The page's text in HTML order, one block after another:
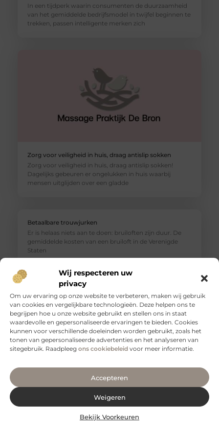
Wij respecteren uw
privacy
Om uw ervaring op onze website te verbeteren, maken wij gebruik
van cookies en vergelijkbare technologieën. Deze helpen ons te
begrijpen hoe u onze website gebruikt en stellen ons in staat
waardevolle en gepersonaliseerde ervaringen te bieden. Cookies
kunnen voor verschillende doeleinden worden gebruikt, zoals het
tonen van gepersonaliseerde advertenties en het analyseren van
sitegebruik. Raadpleeg ons cookiebeleid voor meer informatie.
Accepteren
Weigeren
Bekijk Voorkeuren
In een tijdperk waarin consumenten de duurzaamheid
van het gemiddelde bedrijfsmodel in twijfel beginnen te
trekken, passen intelligente merken zich
Zorg voor veiligheid in huis, draag antislip sokken
Zorg voor veiligheid in huis, draag antislip sokken!
Dagelijks gebeuren er ongelukken in huis waarbij
mensen uitglijden over een gladde
Betaalbare trouwjurken
Er is helaas niets aan te doen: bruiloften zijn duur. De
gemiddelde kosten van een bruiloft in de Verenigde
Staten